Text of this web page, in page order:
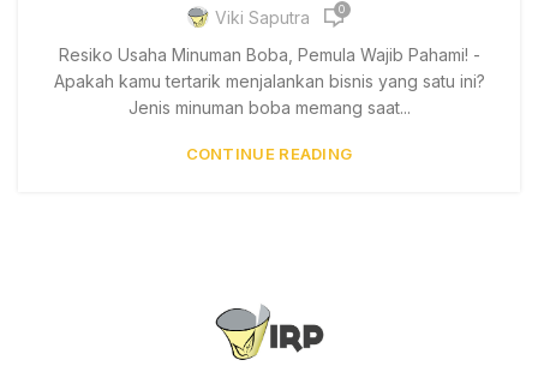
Viki Saputra 0
Resiko Usaha Minuman Boba, Pemula Wajib Pahami! -
Apakah kamu tertarik menjalankan bisnis yang satu ini?
Jenis minuman boba memang saat...
CONTINUE READING